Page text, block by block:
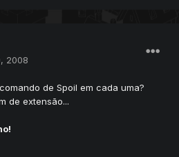
2008
de Spoil em cada uma?
de extensão...